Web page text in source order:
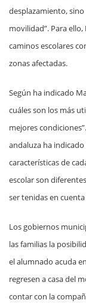
desplazamiento,
movilidad”. Para
caminos escolares
zonas afectadas.
Según ha indicado
cuáles son los más
mejores
andaluza ha indicado
características de
escolar son
ser tenidas en
Los gobiernos
las familias la
el alumnado acuda
regresen a casa del
contar con la